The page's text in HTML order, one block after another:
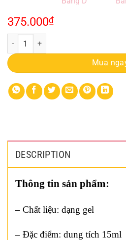
375.000₫
Set Sơn Gel Aixian Queen 8 Màu 15ml
Mua
DESCRIPTION
Thông tin sản phẩm:
– Chất liệu: dạng gel
– Đặc điểm: dung tích 15ml